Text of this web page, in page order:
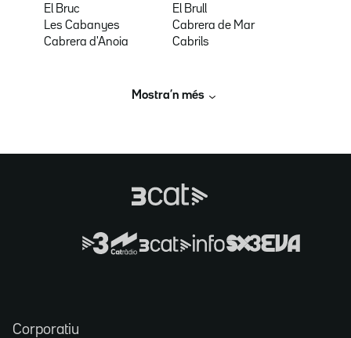
El Bruc
El Brull
Les Cabanyes
Cabrera de Mar
Cabrera d'Anoia
Cabrils
Mostra’n més
Corporatiu